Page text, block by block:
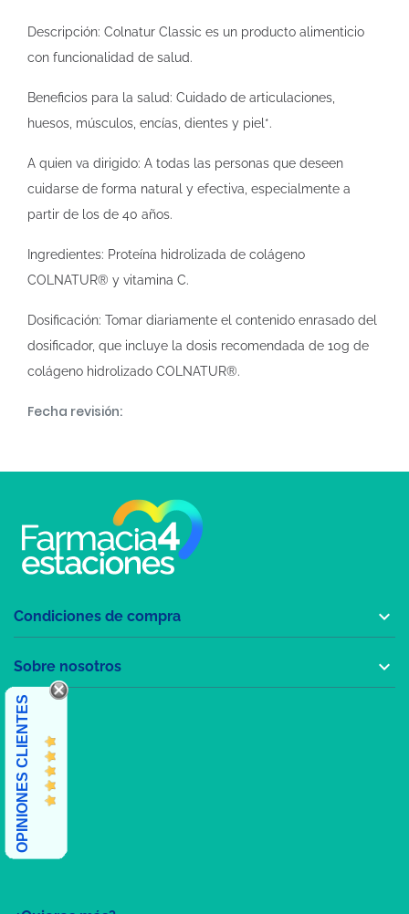
Descripción: Colnatur Classic es un producto alimenticio
con funcionalidad de salud.
Beneficios para la salud: Cuidado de articulaciones,
huesos, músculos, encías, dientes y piel*.
A quien va dirigido: A todas las personas que deseen
cuidarse de forma natural y efectiva, especialmente a
partir de los de 40 años.
Ingredientes: Proteína hidrolizada de colágeno
COLNATUR® y vitamina C.
Dosificación: Tomar diariamente el contenido enrasado del
dosificador, que incluye la dosis recomendada de 10g de
colágeno hidrolizado COLNATUR®.
Fecha revisión:
Condiciones de compra 
Sobre nosotros 
OPINIONES CLIENTES